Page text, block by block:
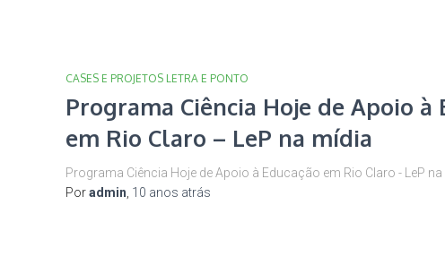
CASES E PROJETOS LETRA E PONTO
Programa Ciência Hoje de Apoio à
em Rio Claro – LeP na mídia
Programa Ciência Hoje de Apoio à Educação em Rio Claro - LeP
Poradmin 10 anos atrás